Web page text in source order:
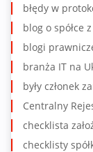
błędy w
blog o spółce
blogi
branża IT na
były członek
Centralny
checklista
checklisty